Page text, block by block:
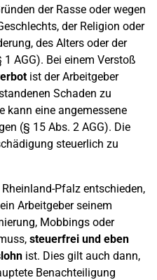
der Rasse oder wegen
der Religion oder
des Alters oder der
AGG). Bei einem Verstoß
ist der Arbeitgeber
Schaden zu
kann eine angemessene
(§ 15 Abs. 2 AGG). Die
steuerlich zu
Pfalz entschieden,
Arbeitgeber seinem
Mobbings oder
steuerfrei und eben
ist. Dies gilt auch dann,
Benachteiligung